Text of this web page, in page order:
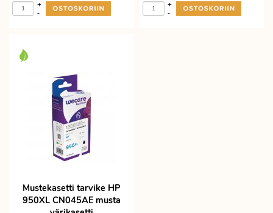
-
+
-
+
Mustekasetti tarvike HP
950XL CN045AE musta